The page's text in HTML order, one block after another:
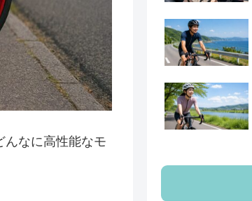
んなに高性能なモ